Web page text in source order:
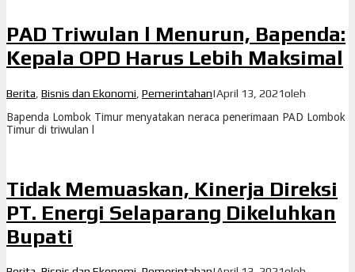
PAD Triwulan l Menurun, Bapenda:
Kepala OPD Harus Lebih Maksimal
Berita Bisnis dan Ekonomi Pemerintahan|April 13, 2021oleh
Bapenda Lombok Timur menyatakan neraca penerimaan PAD Lombok
Timur di triwulan l
Tidak Memuaskan, Kinerja Direksi
PT. Energi Selaparang Dikeluhkan
Bupati